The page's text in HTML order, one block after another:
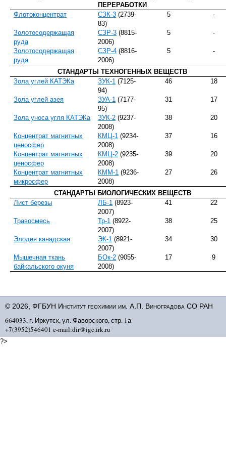
ПЕРЕРАБОТКИ
Флотоконцентрат
СЗК-3 (2739-
83)
5 -
Золотосодержащая
руда
СЗР-3 (8815-
2006)
5 -
Золотосодержащая
руда
СЗР-4 (8816-
2006)
5 -
СТАНДАРТЫ ТЕХНОГЕННЫХ ВЕЩЕСТВ
Зола углей КАТЭКа
ЗУК-1 (7125-
94)
46 18
Зола углей азея ЗУА-1 (7177-
95)
31 17
Зола уноса угля КАТЭКа ЗУК-2 (9237-
2008)
38 20
Концентрат магнитных
ценосфер
КМЦ-1 (9234-
2008)
37 16
Концентрат магнитных
ценосфер
КМЦ-2 (9235-
2008)
39 20
Концентрат магнитных
микросфер
КММ-1 (9236-
2008)
27 26
СТАНДАРТЫ БИОЛОГИЧЕСКИХ ВЕЩЕСТВ
Лист березы
ЛБ-1 (8923-
2007)
41 22
Травосмесь Тр-1 (8922-
2007)
38 25
Элодея канадская ЭК-1 (8921-
2007)
34 30
Мышечная ткань
байкальского окуня
БОк-2 (9055-
2008)
17 9
© 2026, ФГБУН Институт геохимии им. А.П. Виноградова СО РАН
664033, г. Иркутск, ул. Фаворского, стр. 1а
+7(3952)546401 e-mail:dir@igc.irk.ru
?>